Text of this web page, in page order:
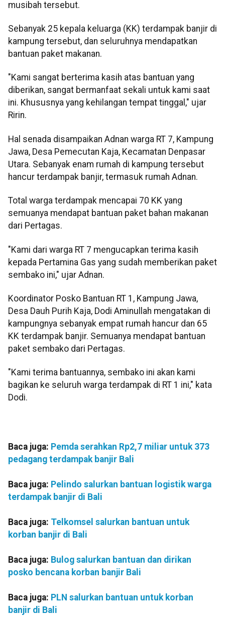
musibah tersebut.
Sebanyak 25 kepala keluarga (KK) terdampak banjir di
kampung tersebut, dan seluruhnya mendapatkan
bantuan paket makanan.
"Kami sangat berterima kasih atas bantuan yang
diberikan, sangat bermanfaat sekali untuk kami saat
ini. Khususnya yang kehilangan tempat tinggal," ujar
Ririn.
Hal senada disampaikan Adnan warga RT 7, Kampung
Jawa, Desa Pemecutan Kaja, Kecamatan Denpasar
Utara. Sebanyak enam rumah di kampung tersebut
hancur terdampak banjir, termasuk rumah Adnan.
Total warga terdampak mencapai 70 KK yang
semuanya mendapat bantuan paket bahan makanan
dari Pertagas.
"Kami dari warga RT 7 mengucapkan terima kasih
kepada Pertamina Gas yang sudah memberikan paket
sembako ini," ujar Adnan.
Koordinator Posko Bantuan RT 1, Kampung Jawa,
Desa Dauh Purih Kaja, Dodi Aminullah mengatakan di
kampungnya sebanyak empat rumah hancur dan 65
KK terdampak banjir. Semuanya mendapat bantuan
paket sembako dari Pertagas.
"Kami terima bantuannya, sembako ini akan kami
bagikan ke seluruh warga terdampak di RT 1 ini," kata
Dodi.
Baca juga: Pemda serahkan Rp2,7 miliar untuk 373
pedagang terdampak banjir Bali
Baca juga: Pelindo salurkan bantuan logistik warga
terdampak banjir di Bali
Baca juga: Telkomsel salurkan bantuan untuk
korban banjir di Bali
Baca juga: Bulog salurkan bantuan dan dirikan
posko bencana korban banjir Bali
Baca juga: PLN salurkan bantuan untuk korban
banjir di Bali